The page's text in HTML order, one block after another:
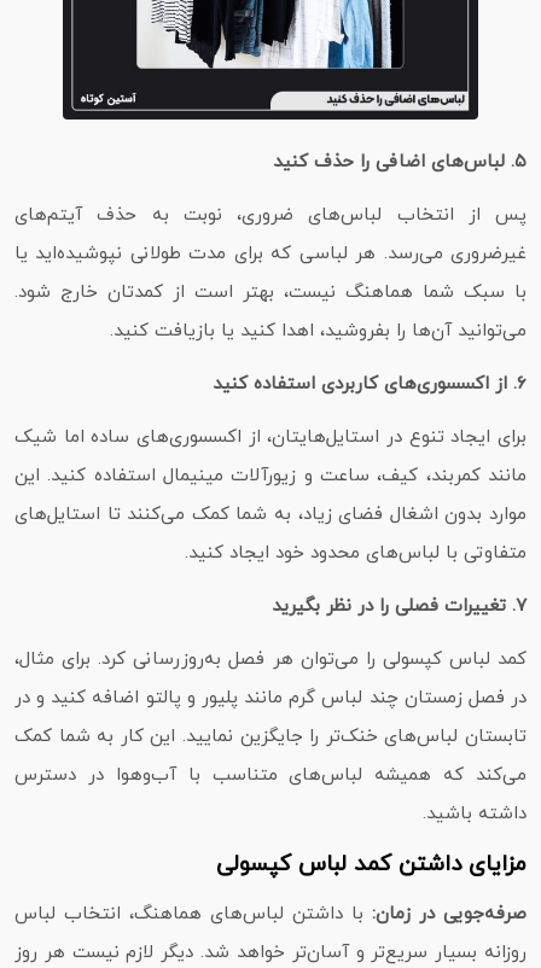
۵. لباس‌های اضافی را حذف کنید
پس از انتخاب لباس‌های ضروری، نوبت به حذف آیتم‌های
غیرضروری می‌رسد. هر لباسی که برای مدت طولانی نپوشیده‌اید یا
با سبک شما هماهنگ نیست، بهتر است از کمدتان خارج شود.
می‌توانید آن‌ها را بفروشید، اهدا کنید یا بازیافت کنید.
۶. از اکسسوری‌های کاربردی استفاده کنید
برای ایجاد تنوع در استایل‌هایتان، از اکسسوری‌های ساده اما شیک
مانند کمربند، کیف، ساعت و زیورآلات مینیمال استفاده کنید. این
موارد بدون اشغال فضای زیاد، به شما کمک می‌کنند تا استایل‌های
متفاوتی با لباس‌های محدود خود ایجاد کنید.
۷. تغییرات فصلی را در نظر بگیرید
کمد لباس کپسولی را می‌توان هر فصل به‌روزرسانی کرد. برای مثال،
در فصل زمستان چند لباس گرم مانند پلیور و پالتو اضافه کنید و در
تابستان لباس‌های خنک‌تر را جایگزین نمایید. این کار به شما کمک
می‌کند که همیشه لباس‌های متناسب با آب‌وهوا در دسترس
داشته باشید.
مزایای داشتن کمد لباس کپسولی
صرفه‌جویی در زمان: با داشتن لباس‌های هماهنگ، انتخاب لباس
روزانه بسیار سریع‌تر و آسان‌تر خواهد شد. دیگر لازم نیست هر روز